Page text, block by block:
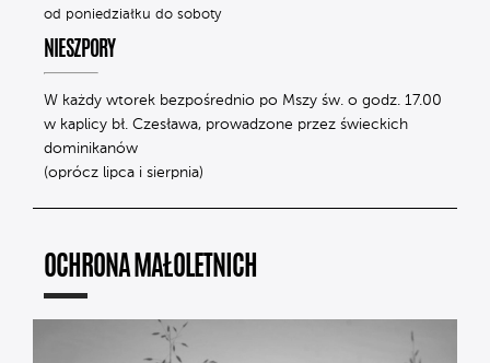
od poniedziałku do soboty
NIESZPORY
W każdy wtorek bezpośrednio po Mszy św. o godz. 17.00
w kaplicy bł. Czesława, prowadzone przez świeckich
dominikanów
(oprócz lipca i sierpnia)
OCHRONA MAŁOLETNICH